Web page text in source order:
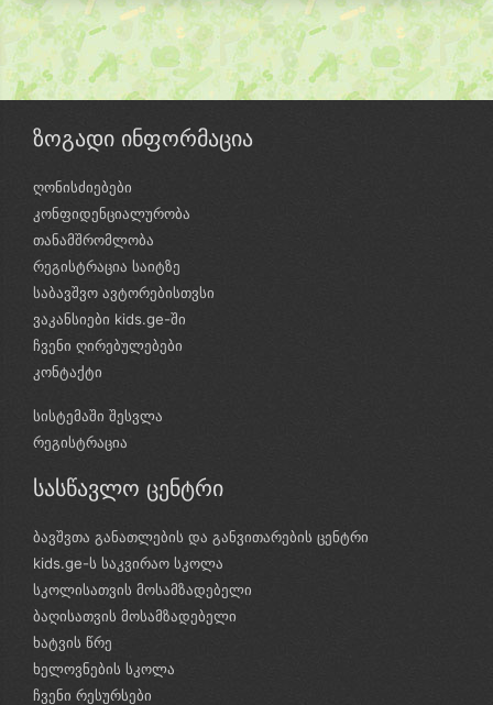
ზოგადი ინფორმაცია
ღონისძიებები
კონფიდენციალურობა
თანამშრომლობა
რეგისტრაცია საიტზე
საბავშვო ავტორებისთვსი
ვაკანსიები kids.ge-ში
ჩვენი ღირებულებები
კონტაქტი
სისტემაში შესვლა
რეგისტრაცია
სასწავლო ცენტრი
ბავშვთა განათლების და განვითარების ცენტრი
kids.ge-ს საკვირაო სკოლა
სკოლისათვის მოსამზადებელი
ბაღისათვის მოსამზადებელი
ხატვის წრე
ხელოვნების სკოლა
ჩვენი რესურსები